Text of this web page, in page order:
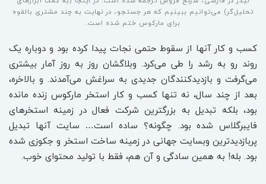
تحلیل‌گر) می‌توانیم ببینیم که هر جستجو، در نهایت به چند مشتری بالقوه
برای مارکوس ختم شده است.
کسب و کار آنها از سقوط حتمی نجات پیدا کرده بود و دوباره یک
روند رو به رشد را طی می‌کرد. وبلاگشان روز به روز آمار بیشتری
می‌گرفت و بازدیدکنندگان جدیدی به سراغش می‌آمدند. و بالاخره،
بعد از چند سال، نه تنها کسب و کار استخر مارکوس زنده مانده
بود، بلکه تبدیل به بزرگترین شرکت فعال در زمینه استخرهای
فایبرگلاس شده بود. چگونه؟ ساده است… سایت آنها تبدیل
پربازدیدترین وبسایت جهانی در زمینه ساخت استخر و جکوزی شده
بود. بله! به همین سادگی و آن هم، فقط با تولید محتوای خوب.